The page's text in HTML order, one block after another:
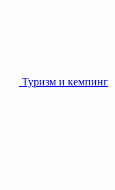
Туризм и кемпинг